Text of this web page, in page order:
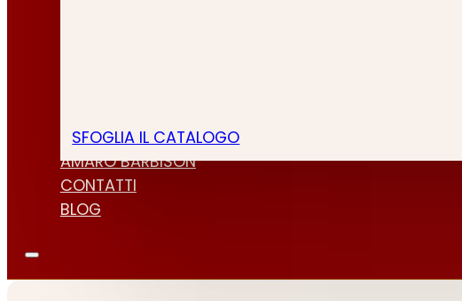
SFOGLIA IL CATALOGO
CHI SIAMO
AMARO BARBISON
CONTATTI
BLOG